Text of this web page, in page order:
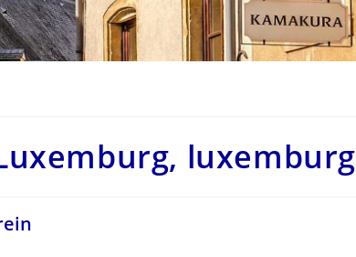
luxemburg